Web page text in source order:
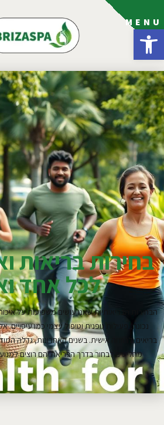
פתח סרגל נגישות
MENU
בחירות בריאות
לכל אחד
הבחירות הבריאותיות שאנו עושים משפיעות על
נכונה, פעילות גופנית וטיפול עצמי כמו עיסויים.
בריאים ולרווחה אישית. בשנים האחרונות, גדלה
מחליטים לבחור בדרך הבריאה. הם רוצים